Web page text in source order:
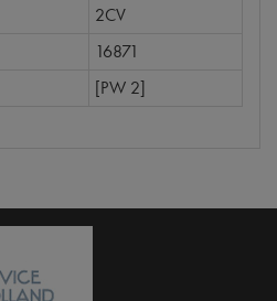
2CV
16871
[PW 2]